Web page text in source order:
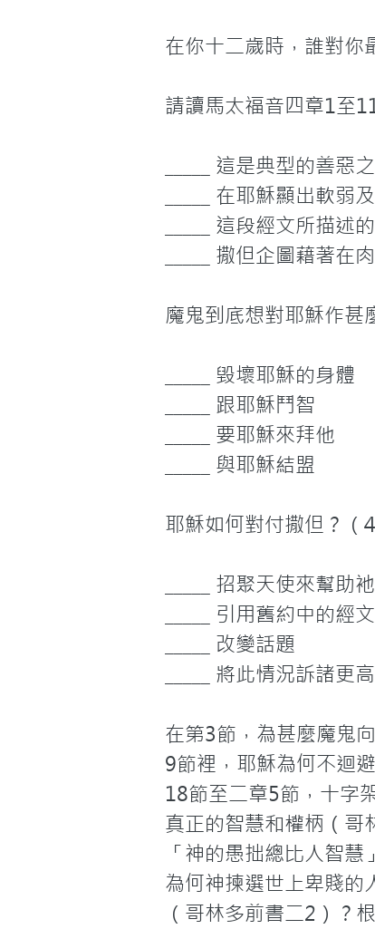
在你十二歲時，誰對你
請讀馬太福音四章1至
_____ 這是典型的善惡
_____ 在耶穌顯出軟
_____ 這段經文所描
_____ 撒但企圖藉著
魔鬼到底想對耶穌作甚
_____ 毀壞耶穌的身體
_____ 跟耶穌鬥智
_____ 要耶穌來拜他
_____ 與耶穌結盟
耶穌如何對付撒但？（
_____ 招聚天使來幫助衪
_____ 引用舊約中的經
_____ 改變話題
_____ 將此情況訴諸更
在第3節，為甚麼魔鬼
9節裡，耶穌為何不迴
18節至二章5節，十字
真正的智慧和權柄（哥
「神的愚拙總比人智
為何神揀選世上卑賤
（哥林多前書二2）？